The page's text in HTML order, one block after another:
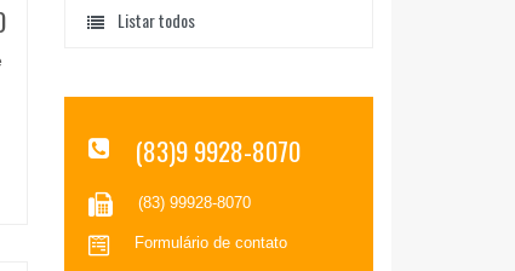
Listar todos
(83)9 9928-8070
(83) 99928-8070
Formulário de contato